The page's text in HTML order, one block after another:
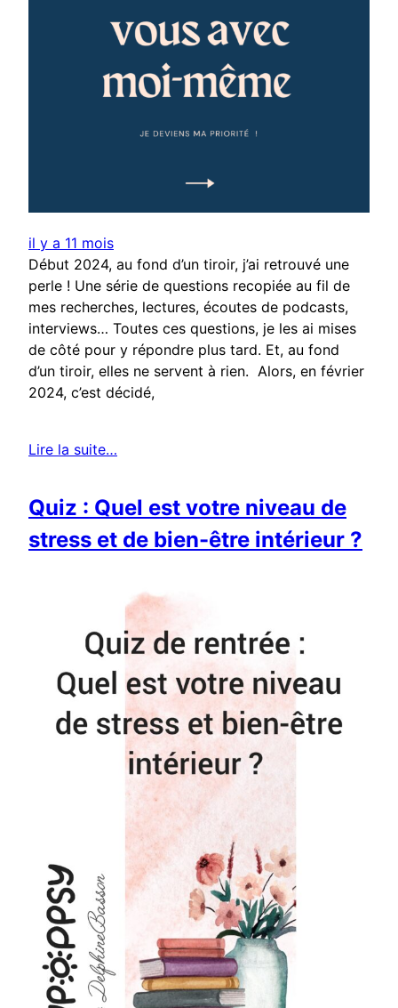
il y a 11 mois
Début 2024, au fond d’un tiroir, j’ai retrouvé une
perle ! Une série de questions recopiée au fil de
mes recherches, lectures, écoutes de podcasts,
interviews… Toutes ces questions, je les ai mises
de côté pour y répondre plus tard. Et, au fond
d’un tiroir, elles ne servent à rien. Alors, en février
2024, c’est décidé,
Lire la suite…
Quiz : Quel est votre niveau de
stress et de bien-être intérieur ?